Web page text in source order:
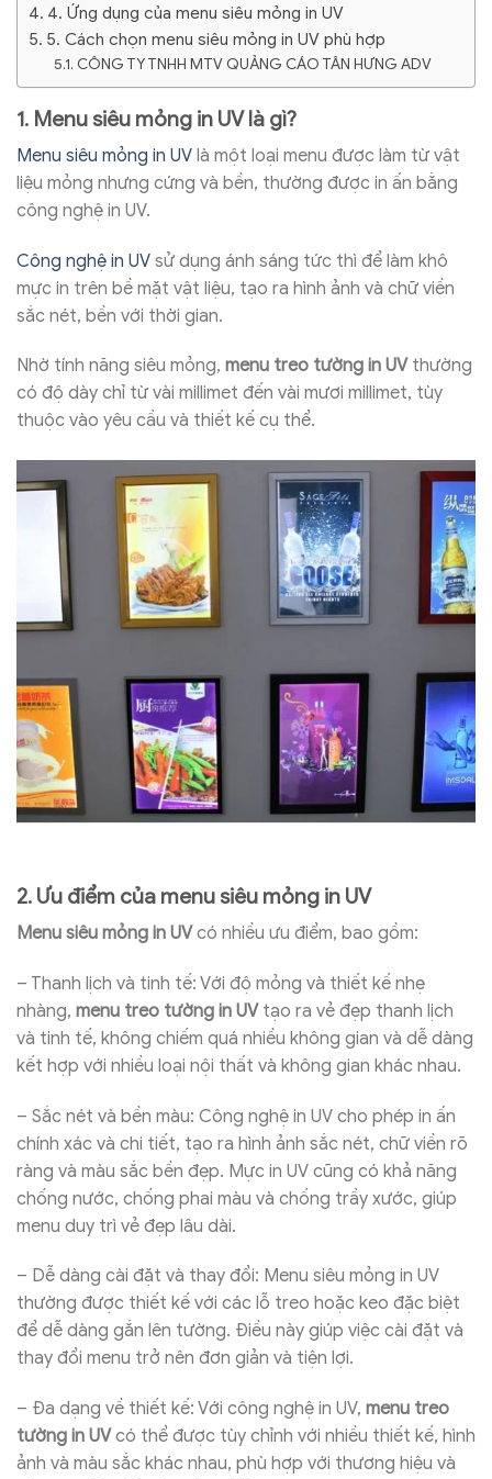
4. Ứng dụng của menu siêu mỏng in UV
5. Cách chọn menu siêu mỏng in UV phù hợp
CÔNG TY TNHH MTV QUẢNG CÁO TÂN HƯNG ADV
1. Menu siêu mỏng in UV là gì?
Menu siêu mỏng in UV là một loại menu được làm từ vật
liệu mỏng nhưng cứng và bền, thường được in ấn bằng
công nghệ in UV.
Công nghệ in UV sử dụng ánh sáng tức thì để làm khô
mực in trên bề mặt vật liệu, tạo ra hình ảnh và chữ viền
sắc nét, bền với thời gian.
Nhờ tính năng siêu mỏng, menu treo tường in UVthường
có độ dày chỉ từ vài millimet đến vài mươi millimet, tùy
thuộc vào yêu cầu và thiết kế cụ thể.
2. Ưu điểm của menu siêu mỏng in UV
Menu siêu mỏng in UVcó nhiều ưu điểm, bao gồm:
– Thanh lịch và tinh tế: Với độ mỏng và thiết kế nhẹ
nhàng, menu treo tường in UVtạo ra vẻ đẹp thanh lịch
và tinh tế, không chiếm quá nhiều không gian và dễ dàng
kết hợp với nhiều loại nội thất và không gian khác nhau.
– Sắc nét và bền màu: Công nghệ in UV cho phép in ấn
chính xác và chi tiết, tạo ra hình ảnh sắc nét, chữ viền rõ
ràng và màu sắc bền đẹp. Mực in UV cũng có khả năng
chống nước, chống phai màu và chống trầy xước, giúp
menu duy trì vẻ đẹp lâu dài.
– Dễ dàng cài đặt và thay đổi: Menu siêu mỏng in UV
thường được thiết kế với các lỗ treo hoặc keo đặc biệt
để dễ dàng gắn lên tường. Điều này giúp việc cài đặt và
thay đổi menu trở nên đơn giản và tiện lợi.
– Đa dạng về thiết kế: Với công nghệ in UV, menu treo
tường in UVcó thể được tùy chỉnh với nhiều thiết kế, hình
ảnh và màu sắc khác nhau, phù hợp với thương hiệu và